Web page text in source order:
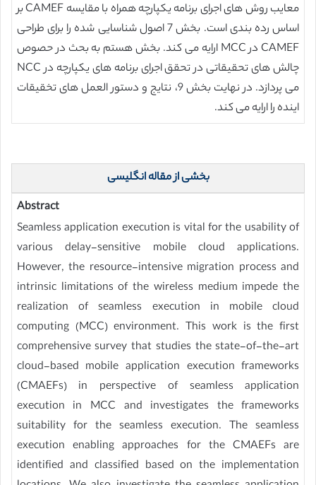
معایب روش های اجرای برنامه یکپارچه همراه با مقایسه CAMEF بر
اساس رده بندی است. بخش 7 اصول شناسایی شده را برای طراحی
CAMEF در MCC ارایه می کند. بخش هستم به بحث در حصوص
چالش های تحقیقاتی در تحقق اجرای برنامه های یکپارچه در NCC
می پردازد. در نهایت بخش 9، نتایج و دستور العمل های تخقیقات
اینده را ارایه می کند.
بخشی از مقاله انگلیسی
Abstract
Seamless application execution is vital for the usability of
various delay-sensitive mobile cloud applications.
However, the resource-intensive migration process and
intrinsic limitations of the wireless medium impede the
realization of seamless execution in mobile cloud
computing (MCC) environment. This work is the first
comprehensive survey that studies the state-of-the-art
cloud-based mobile application execution frameworks
(CMAEFs) in perspective of seamless application
execution in MCC and investigates the frameworks
suitability for the seamless execution. The seamless
execution enabling approaches for the CMAEFs are
identified and classified based on the implementation